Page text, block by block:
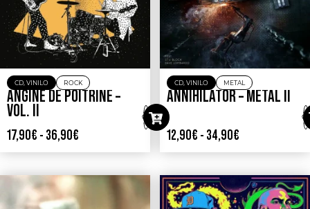
CD, VINILO ROCK
ANGINE DE POITRINE –
VOL. II
17,90€ - 36,90€
CD, VINILO METAL
ANNIHILATOR – METAL II
12,90€ - 34,90€